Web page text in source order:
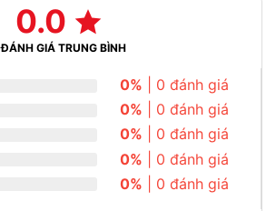
0.0
ĐÁNH GIÁ TRUNG BÌNH
0% | 0 đánh giá
0% | 0 đánh giá
0% | 0 đánh giá
0% | 0 đánh giá
0% | 0 đánh giá